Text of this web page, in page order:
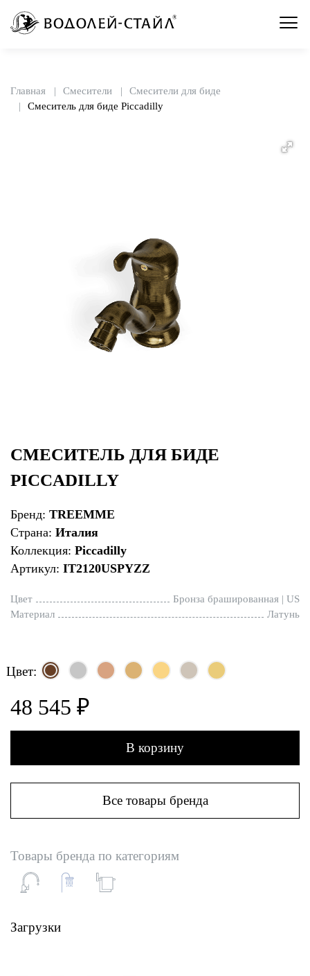
Главная Смесители
Смесители для биде
Смеситель для биде Piccadilly
СМЕСИТЕЛЬ ДЛЯ БИДЕ
PICCADILLY
Бренд: TREEMME
Страна: Италия
Коллекция: Piccadilly
Артикул: IT2120USPYZZ
Цвет
Бронза брашированная | US
Материал
Латунь
Цвет:
48 545 ₽
В корзину
Все товары бренда
Товары бренда по категориям
Загрузки